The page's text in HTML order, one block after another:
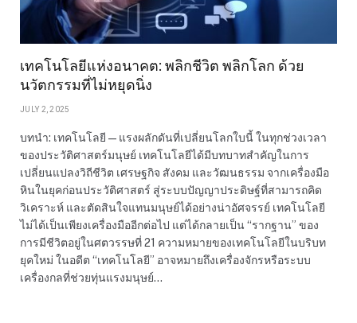
เทคโนโลยีแห่งอนาคต: พลิกชีวิต พลิกโลก ด้วย
นวัตกรรมที่ไม่หยุดนิ่ง
JULY 2, 2025
บทนำ: เทคโนโลยี—แรงผลักดันที่เปลี่ยนโลกใบนี้ ในทุกช่วงเวลา
ของประวัติศาสตร์มนุษย์ เทคโนโลยีได้มีบทบาทสำคัญในการ
เปลี่ยนแปลงวิถีชีวิต เศรษฐกิจ สังคม และวัฒนธรรม จากเครื่องมือ
หินในยุคก่อนประวัติศาสตร์ สู่ระบบปัญญาประดิษฐ์ที่สามารถคิด
วิเคราะห์ และตัดสินใจแทนมนุษย์ได้อย่างน่าอัศจรรย์ เทคโนโลยี
ไม่ได้เป็นเพียงเครื่องมืออีกต่อไป แต่ได้กลายเป็น “รากฐาน” ของ
การมีชีวิตอยู่ในศตวรรษที่ 21 ความหมายของเทคโนโลยีในบริบท
ยุคใหม่ ในอดีต “เทคโนโลยี” อาจหมายถึงเครื่องจักรหรือระบบ
เครื่องกลที่ช่วยทุ่นแรงมนุษย์…